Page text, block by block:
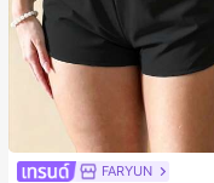
FARYUN